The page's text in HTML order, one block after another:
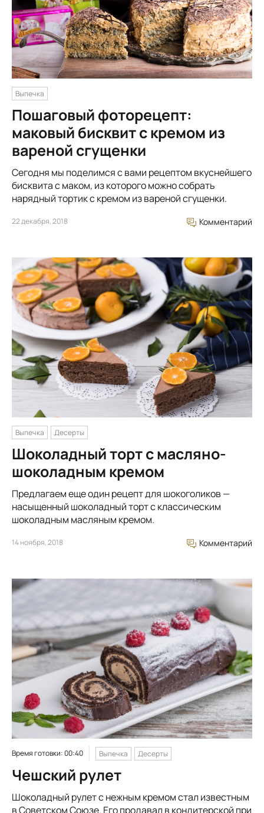
Выпечка
Пошаговый фоторецепт:
маковый бисквит с кремом из
вареной сгущенки
Сегодня мы поделимся с вами рецептом вкуснейшего
бисквита с маком, из которого можно собрать
нарядный тортик с кремом из вареной сгущенки.
22 декабря, 2018 Комментарий
Выпечка Десерты
Шоколадный торт с масляно-
шоколадным кремом
Предлагаем еще один рецепт для шокоголиков —
насыщенный шоколадный торт с классическим
шоколадным масляным кремом.
14 ноября, 2018 Комментарий
Время готовки: 00:40 Выпечка Десерты
Чешский рулет
Шоколадный рулет с нежным кремом стал известным
в Советском Союзе. Его продавал в кондитерской при